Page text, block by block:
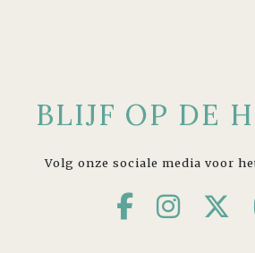
BLIJF OP DE
Volg onze sociale media voor